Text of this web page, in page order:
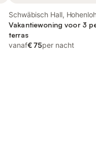
Schwäbisch Hall,
Vakantiewoning voor 3
terras
vanaf€ 75per nacht